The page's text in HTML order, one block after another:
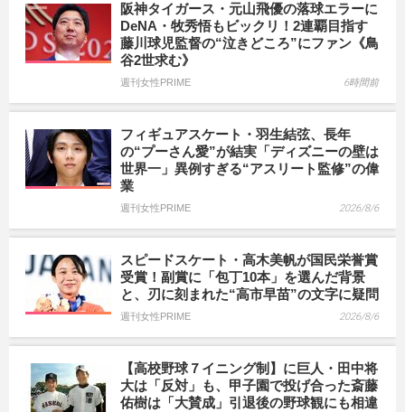
阪神タイガース・元山飛優の落球エラーに
DeNA・牧秀悟もビックリ！2連覇目指す
藤川球児監督の“泣きどころ”にファン《鳥
谷2世求む》
週刊女性PRIME 6時間前
フィギュアスケート・羽生結弦、長年
の“プーさん愛”が結実「ディズニーの壁は
世界一」異例すぎる“アスリート監修”の偉
業
週刊女性PRIME 2026/8/6
スピードスケート・高木美帆が国民栄誉賞
受賞！副賞に「包丁10本」を選んだ背景
と、刃に刻まれた“高市早苗”の文字に疑問
週刊女性PRIME 2026/8/6
【高校野球７イニング制】に巨人・田中将
大は「反対」も、甲子園で投げ合った斎藤
佑樹は「大賛成」引退後の野球観にも相違